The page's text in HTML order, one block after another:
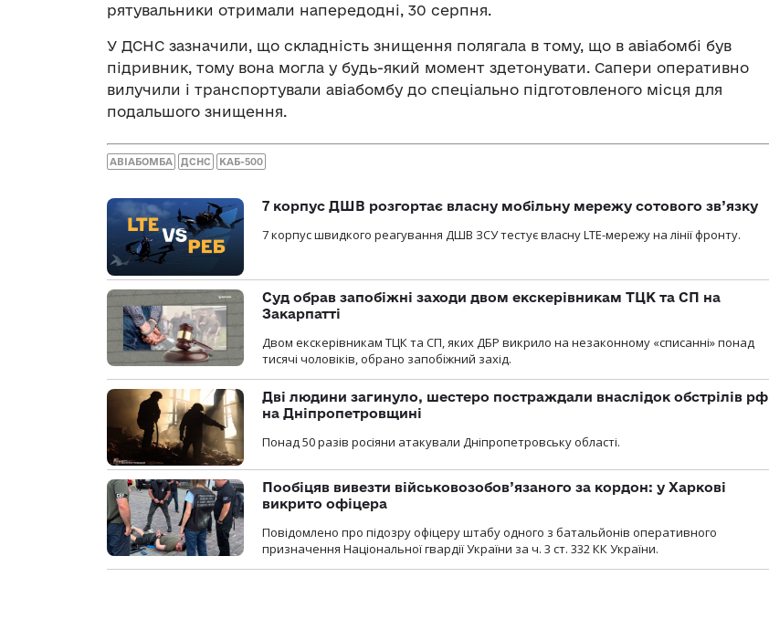
рятувальники отримали напередодні, 30 серпня.
У ДСНС зазначили, що складність знищення полягала в тому, що в авіабомбі був
підривник, тому вона могла у будь-який момент здетонувати. Сапери оперативно
вилучили і транспортували авіабомбу до спеціально підготовленого місця для
подальшого знищення.
АВІАБОМБА ДСНС КАБ-500
7 корпус ДШВ розгортає власну мобільну мережу сотового зв’язку
7 корпус швидкого реагування ДШВ ЗСУ тестує власну LTE-мережу на лінії фронту.
Суд обрав запобіжні заходи двом екскерівникам ТЦК та СП на
Закарпатті
Двом екскерівникам ТЦК та СП, яких ДБР викрило на незаконному «списанні» понад
тисячі чоловіків, обрано запобіжний захід.
Дві людини загинуло, шестеро постраждали внаслідок обстрілів рф
на Дніпропетровщині
Понад 50 разів росіяни атакували Дніпропетровську області.
Пообіцяв вивезти військовозобов’язаного за кордон: у Харкові
викрито офіцера
Повідомлено про підозру офіцеру штабу одного з батальйонів оперативного
призначення Національної гвардії України за ч. 3 ст. 332 КК України.